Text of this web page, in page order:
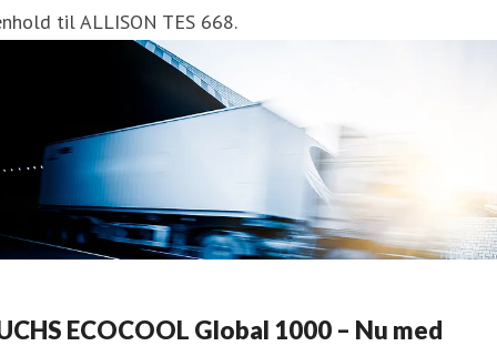
til ALLISON TES 668.
ECOCOOL Global 1000 – Nu med